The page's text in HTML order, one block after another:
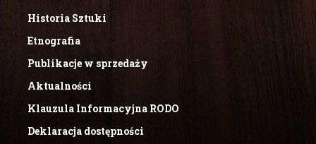
Historia Sztuki
Etnografia
Publikacje w sprzedaży
Aktualności
Klauzula Informacyjna RODO
Deklaracja dostępności